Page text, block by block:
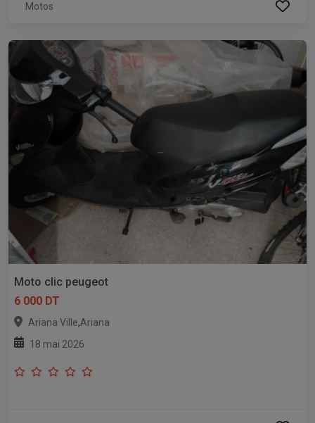
Motos
Moto clic peugeot
6 000 DT
Ariana Ville,Ariana
18 mai 2026